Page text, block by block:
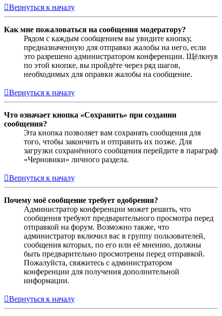
Вернуться к началу
Как мне пожаловаться на сообщения модератору?
Рядом с каждым сообщением вы увидите кнопку,
предназначенную для отправки жалобы на него, если
это разрешено администратором конференции. Щёлкнув
по этой кнопке, вы пройдёте через ряд шагов,
необходимых для оправки жалобы на сообщение.
Вернуться к началу
Что означает кнопка «Сохранить» при создании
сообщения?
Эта кнопка позволяет вам сохранять сообщения для
того, чтобы закончить и отправить их позже. Для
загрузки сохранённого сообщения перейдите в параграф
«Черновики» личного раздела.
Вернуться к началу
Почему моё сообщение требует одобрения?
Администратор конференции может решить, что
сообщения требуют предварительного просмотра перед
отправкой на форум. Возможно также, что
администратор включил вас в группу пользователей,
сообщения которых, по его или её мнению, должны
быть предварительно просмотрены перед отправкой.
Пожалуйста, свяжитесь с администратором
конференции для получения дополнительной
информации.
Вернуться к началу